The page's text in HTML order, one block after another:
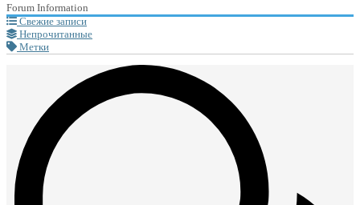
Forum Information
Свежие записи
Непрочитанные
Метки